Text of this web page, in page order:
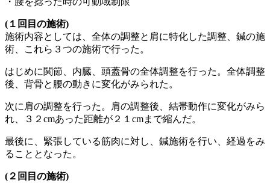
(１回目の施術)
施術内容としては、全体の調整と肩に特化した調整、鍼の施
術、これら３つの施術で行った。
はじめに関節、内臓、頭蓋骨の全体調整を行った。全体調整
後、背骨と腰の動きに変化がみられた。
次に肩の調整を行った。肩の調整後、結帯動作に変化がみら
れ、３２cmあった距離が２１cmまで縮んだ。
最後に、緊張している筋肉に対し、鍼施術を行い、経過をみ
ることとなった。
(２回目の施術)